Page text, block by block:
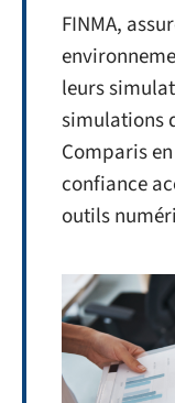
FINMA,
leurs
simulations
Comparis
confiance
outils